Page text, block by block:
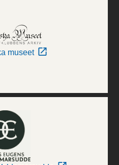
museet